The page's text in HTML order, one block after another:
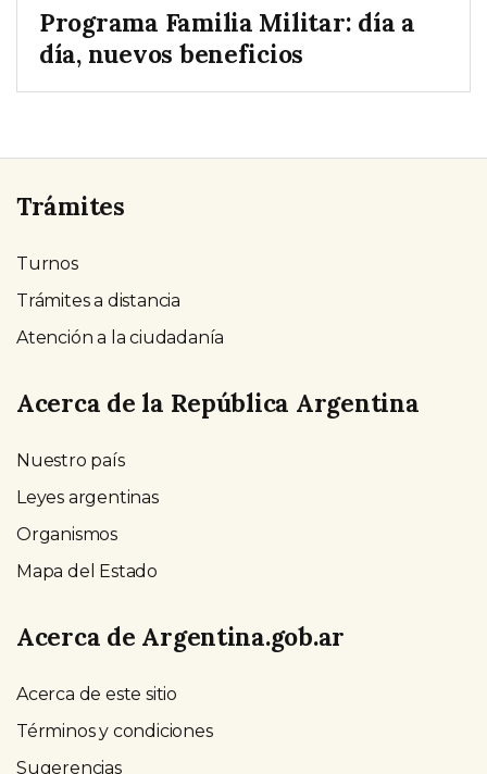
Programa Familia Militar: día a
día, nuevos beneficios
Trámites
Turnos
Trámites a distancia
Atención a la ciudadanía
Acerca de la República Argentina
Nuestro país
Leyes argentinas
Organismos
Mapa del Estado
Acerca de Argentina.gob.ar
Acerca de este sitio
Términos y condiciones
Sugerencias